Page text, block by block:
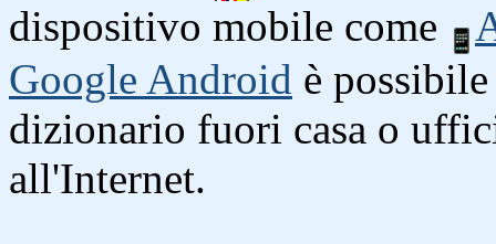
dispositivo mobile come
Google Android è
dizionario fuori casa o
all'Internet.